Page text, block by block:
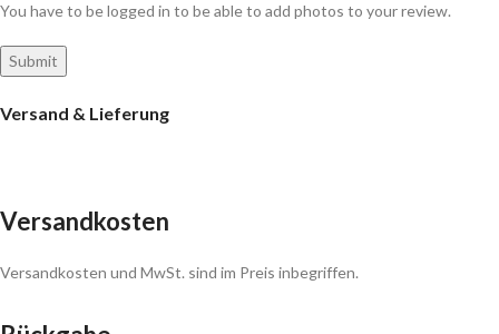
You have to be logged in to be able to add photos to your review.
Versand & Lieferung
Versandkosten
Versandkosten und MwSt. sind im Preis inbegriffen.